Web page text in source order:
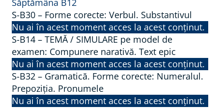
Săptămâna B12
S-B30 – Forme corecte: Verbul. Substantivul
Nu ai în acest moment acces la acest conținut.
S-B14 – TEMĂ / SIMULARE pe model de
examen: Compunere narativă. Text epic
Nu ai în acest moment acces la acest conținut.
S-B32 – Gramatică. Forme corecte: Numeralul.
Prepoziția. Pronumele
Nu ai în acest moment acces la acest conținut.